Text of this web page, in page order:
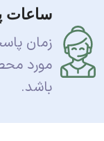
ساعات
زمان
باشد.